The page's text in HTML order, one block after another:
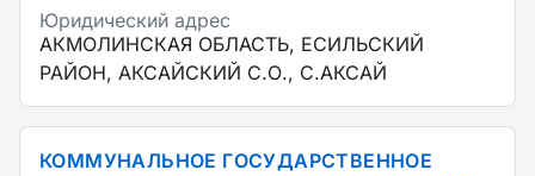
Юридический адрес
АКМОЛИНСКАЯ ОБЛАСТЬ, ЕСИЛЬСКИЙ
РАЙОН, АКСАЙСКИЙ С.О., С.АКСАЙ
КОММУНАЛЬНОЕ ГОСУДАРСТВЕННОЕ